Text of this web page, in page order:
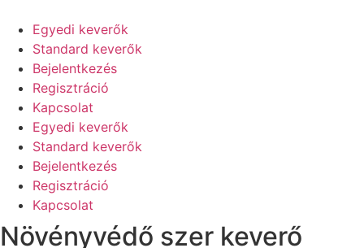
content
Egyedi keverők
Standard keverők
Bejelentkezés
Regisztráció
Kapcsolat
Egyedi keverők
Standard keverők
Bejelentkezés
Regisztráció
Kapcsolat
Növényvédő szer keverő